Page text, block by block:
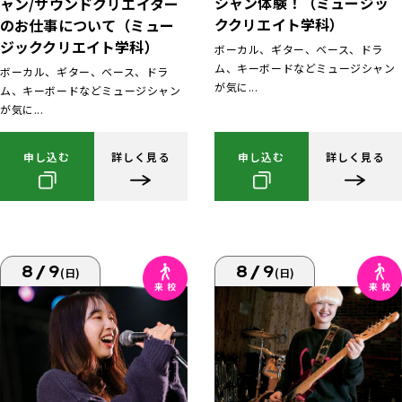
のお仕事について（ミュー
ジッククリエイト学科）
ボーカル、ギター、ベース、ドラ
ム、キーボードなどミュージシャン
が気に...
申し込む 詳しく見る
ククリエイト学科）
ボーカル、ギター、ベース、ドラ
ム、キーボードなどミュージシャン
が気に...
申し込む 詳しく見る
8/9(日) 8/9(日)